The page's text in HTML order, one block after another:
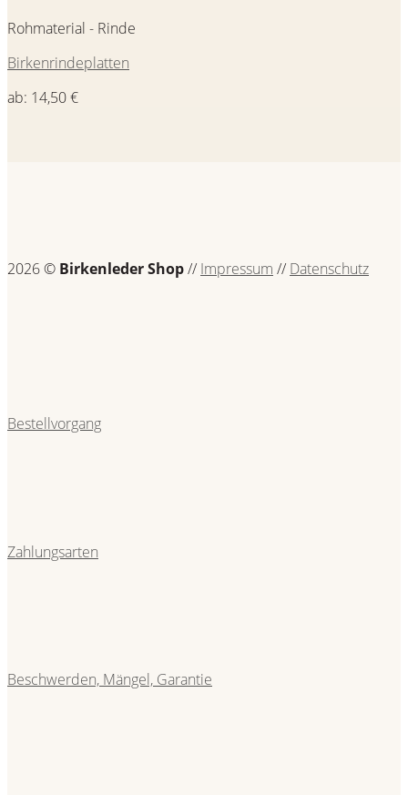
Rohmaterial - Rinde
Birkenrindeplatten
ab: 14,50€
2026 © Birkenleder Shop// Impressum // Datenschutz
Bestellvorgang
Zahlungsarten
Beschwerden, Mängel, Garantie